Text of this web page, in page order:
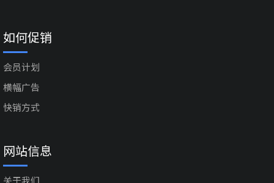
如何促销
会员计划
横幅广告
快销方式
网站信息
关于我们